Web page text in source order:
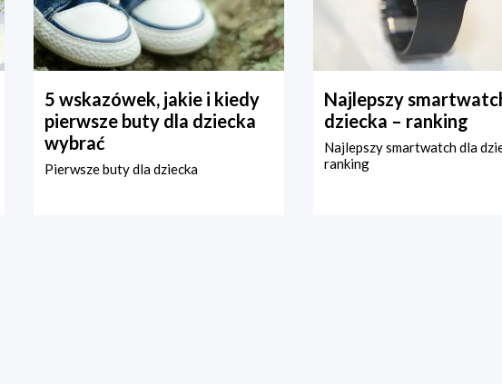
5 wskazówek, jakie i kiedy
pierwsze buty dla dziecka
wybrać
Pierwsze buty dla dziecka
Najlepszy
dziecka – ranking
Najlepszy smartwatch dla
ranking